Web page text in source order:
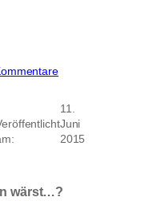
zu
11.
Juni
2015
wärst…?